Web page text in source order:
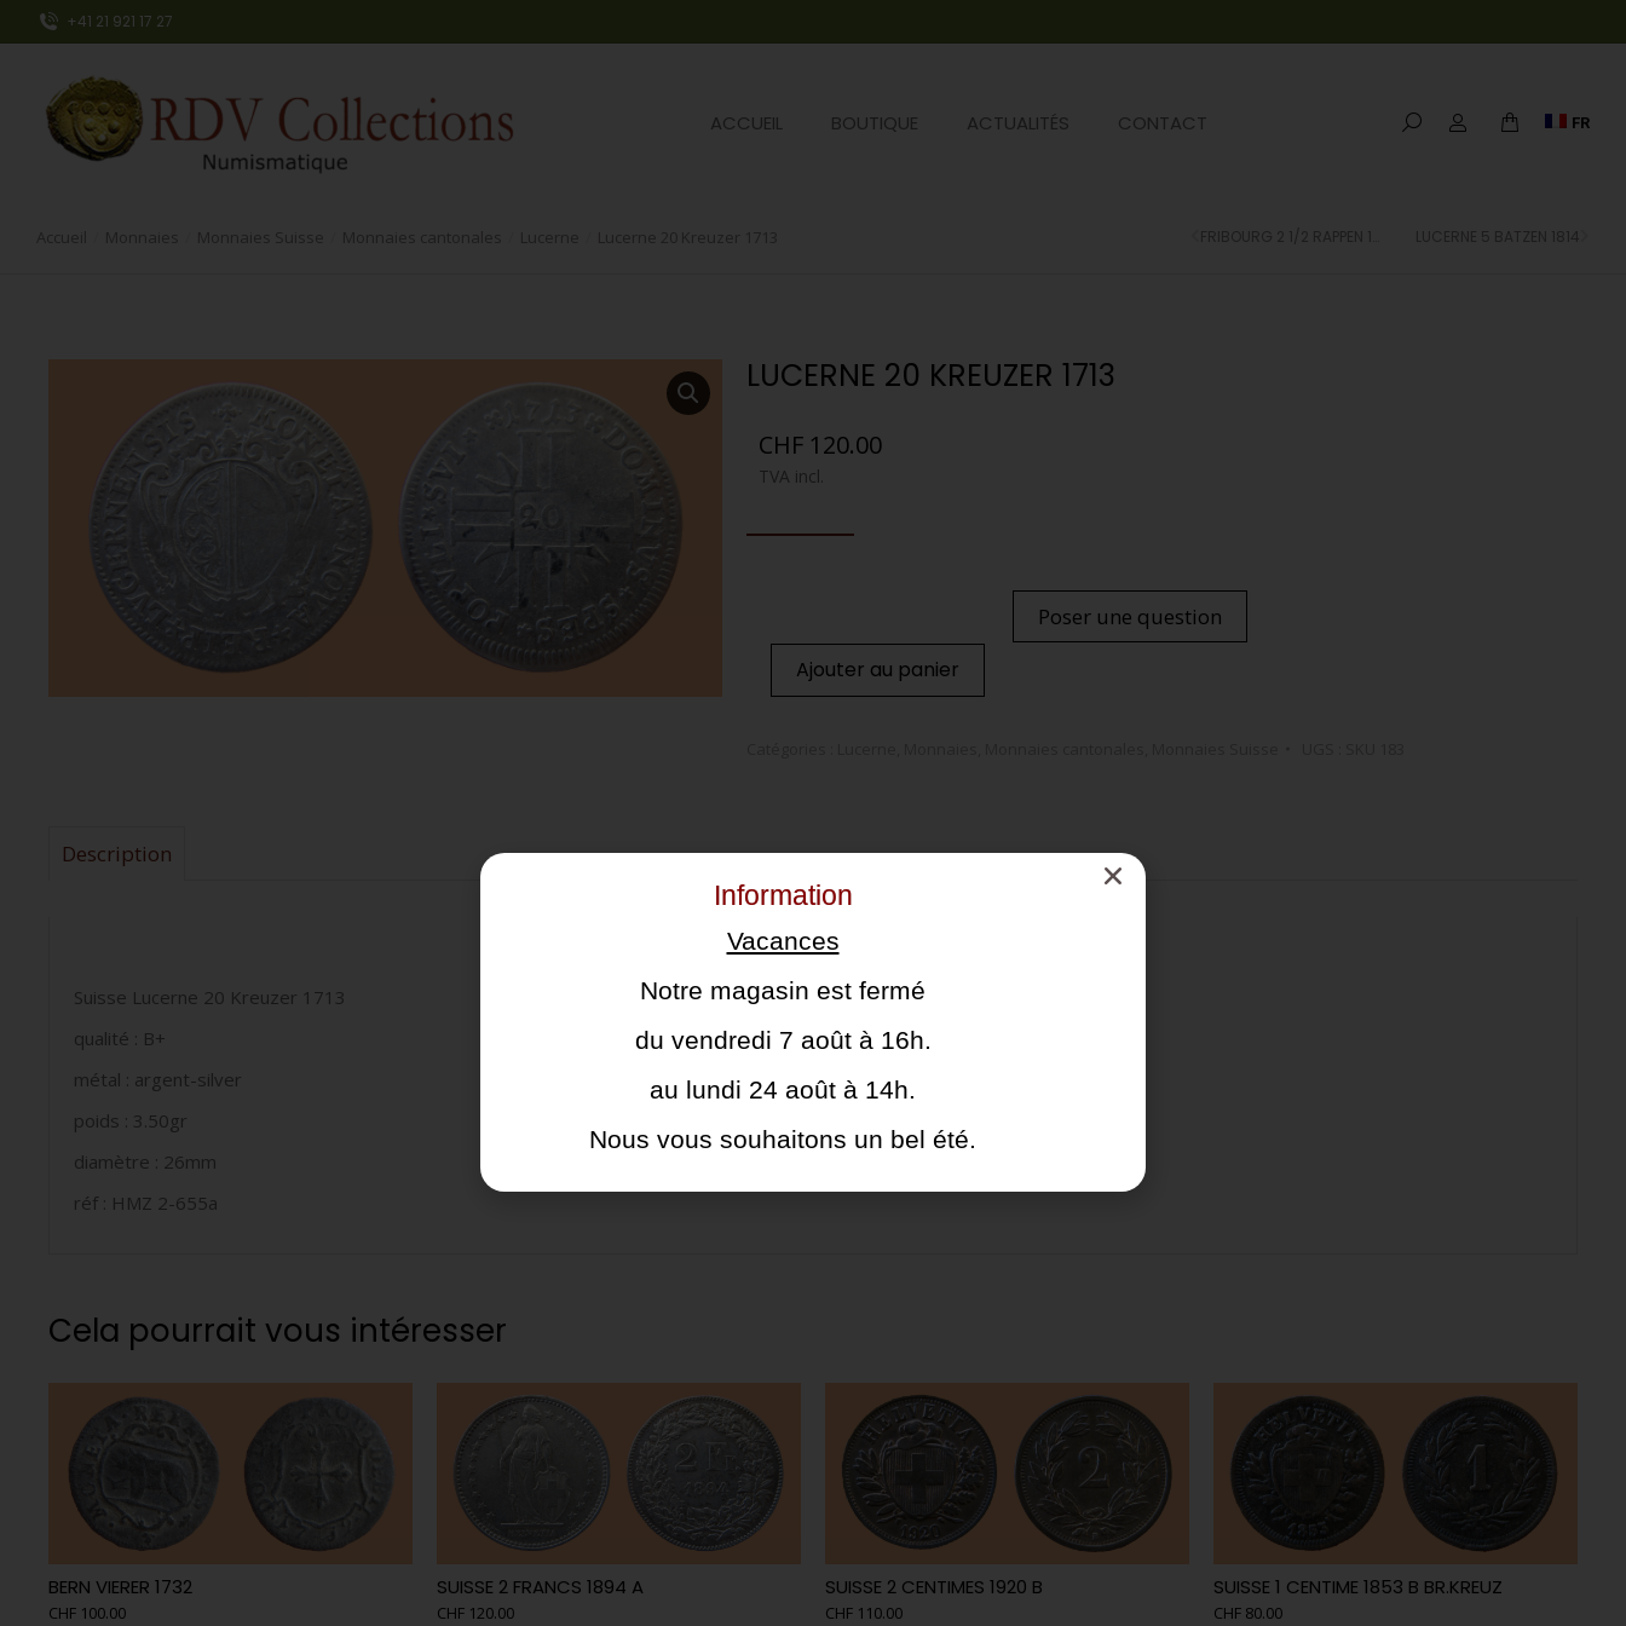
+41 21 921 17 27
ACCUEIL BOUTIQUE ACTUALITÉS CONTACT FR
Vous êtes ici :
Accueil Monnaies Monnaies Suisse Monnaies cantonales Lucerne Lucerne 20 Kreuzer 1713 LUCERNE 5 BATZEN 1814
LUCERNE 20 KREUZER 1713
CHF 120.00
TVA incl.
Ajouter au panier
Poser une question
Description
Suisse Lucerne 20 Kreuzer 1713
qualité : B+
métal : argent-silver
poids : 3.50gr
diamètre : 26mm
réf : HMZ 2-655a
Cela pourrait vous intéresser
BERN VIERER 1732
CHF 100.00
SUISSE 2 FRANCS 1894 A
CHF 120.00
SUISSE 2 CENTIMES 1920 B
CHF 110.00
SUISSE 1 CENTIME 1853 B BR.KREUZ
CHF 80.00
Information
Vacances
Notre magasin est fermé
du vendredi 7 août à 16h.
au lundi 24 août à 14h.
Nous vous souhaitons un bel été.